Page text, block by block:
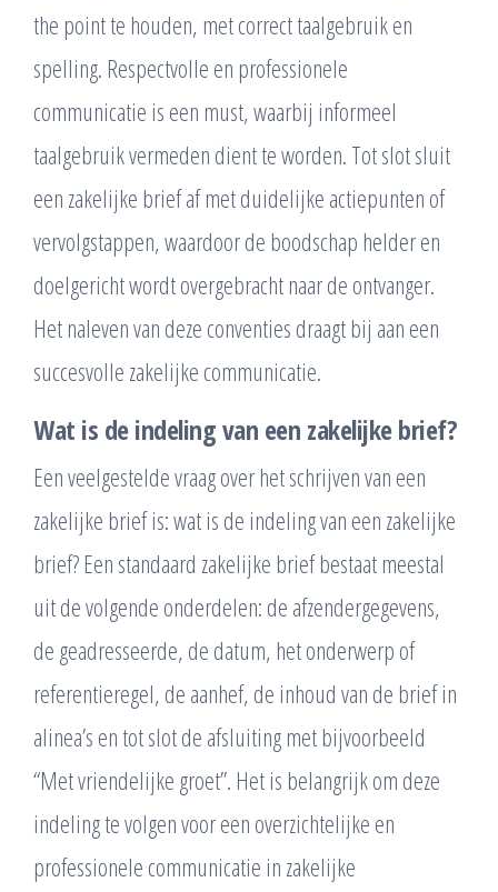
the point te houden, met correct taalgebruik en
spelling. Respectvolle en professionele
communicatie is een must, waarbij informeel
taalgebruik vermeden dient te worden. Tot slot sluit
een zakelijke brief af met duidelijke actiepunten of
vervolgstappen, waardoor de boodschap helder en
doelgericht wordt overgebracht naar de ontvanger.
Het naleven van deze conventies draagt bij aan een
succesvolle zakelijke communicatie.
Wat is de indeling van een zakelijke brief?
Een veelgestelde vraag over het schrijven van een
zakelijke brief is: wat is de indeling van een zakelijke
brief? Een standaard zakelijke brief bestaat meestal
uit de volgende onderdelen: de afzendergegevens,
de geadresseerde, de datum, het onderwerp of
referentieregel, de aanhef, de inhoud van de brief in
alinea’s en tot slot de afsluiting met bijvoorbeeld
“Met vriendelijke groet”. Het is belangrijk om deze
indeling te volgen voor een overzichtelijke en
professionele communicatie in zakelijke